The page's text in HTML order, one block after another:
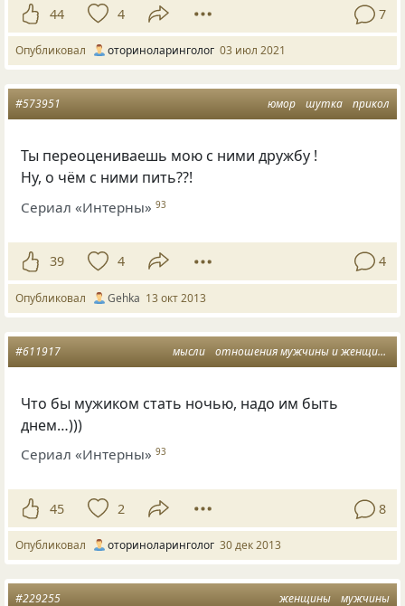
44 4 7
Опубликовал оториноларинголог 03 июл 2021
юмор шутка прикол
#573951
Ты переоцениваешь мою с ними дружбу !
Ну, о чём с ними пить??!
Сериал «Интерны» 93
39 4 4
Опубликовал Gehka 13 окт 2013
мысли отношения мужчины и женщины
#611917
Что бы мужиком стать ночью, надо им быть
днем…)))
Сериал «Интерны» 93
45 2 8
Опубликовал оториноларинголог 30 дек 2013
женщины мужчины
#229255